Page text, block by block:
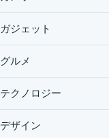
ガジェット
グルメ
テクノロジー
デザイン